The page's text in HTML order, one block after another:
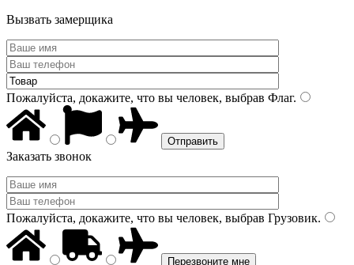
Вызвать замерщика
Пожалуйста, докажите, что вы человек, выбрав Флаг.
Заказать звонок
Пожалуйста, докажите, что вы человек, выбрав Грузовик.